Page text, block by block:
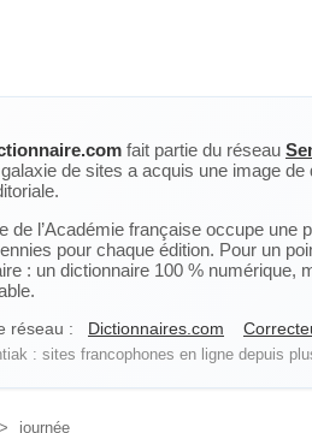
fait partie du réseau
de sites a acquis une image
de l’Académie française occupe une
pour chaque édition. Pour un
: un dictionnaire 100 % numérique,
réseau : Dictionnaires.com
: sites francophones en ligne depuis
> journée